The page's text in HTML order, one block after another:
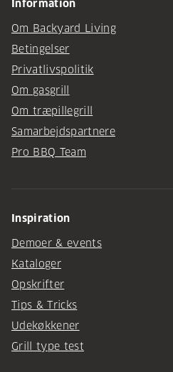
Information
Om Backyard Living
Betingelser
Privatlivspolitik
Om gasgrill
Om træpillegrill
Samarbejdspartnere
Pro BBQ Team
Inspiration
Demoer & events
Kataloger
Opskrifter
Tips & Tricks
Udekøkkener
Grill type test